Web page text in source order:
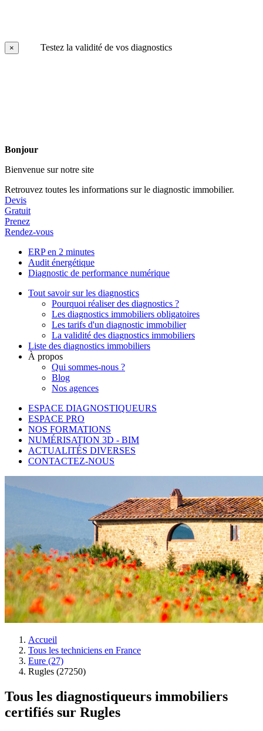
× Testez la validité de vos diagnostics
Bonjour
Bienvenue sur notre site
Retrouvez toutes les informations sur le diagnostic immobilier.
Devis
Gratuit
Prenez
Rendez-vous
ERP en 2 minutes
Audit énergétique
Diagnostic de performance numérique
Tout savoir sur les diagnostics
Pourquoi réaliser des diagnostics ?
Les diagnostics immobiliers obligatoires
Les tarifs d'un diagnostic immobilier
La validité des diagnostics immobiliers
Liste des diagnostics immobiliers
À propos
Qui sommes-nous ?
Blog
Nos agences
ESPACE DIAGNOSTIQUEURS
ESPACE PRO
NOS FORMATIONS
NUMÉRISATION 3D - BIM
ACTUALITÉS DIVERSES
CONTACTEZ-NOUS
Accueil
Tous les techniciens en France
Eure (27)
Rugles (27250)
Tous les diagnostiqueurs immobiliers
certifiés sur Rugles